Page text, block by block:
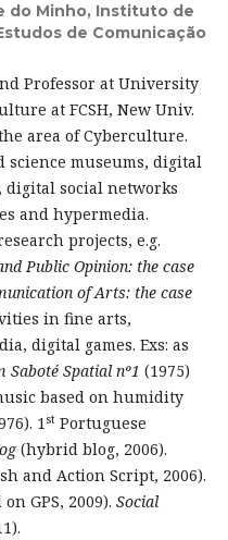
do Minho, Instituto de
de Comunicação
Professor at University
at FCSH, New Univ.
area of Cyberculture.
science museums, digital
social networks
and hypermedia.
projects, e.g.
Public Opinion: the case
of Arts: the case
in fine arts,
digital games. Exs: as
Saboté Spatial nº1 (1975)
based on humidity
1stPortuguese
(hybrid blog, 2006).
and Action Script, 2006).
GPS, 2009). Social